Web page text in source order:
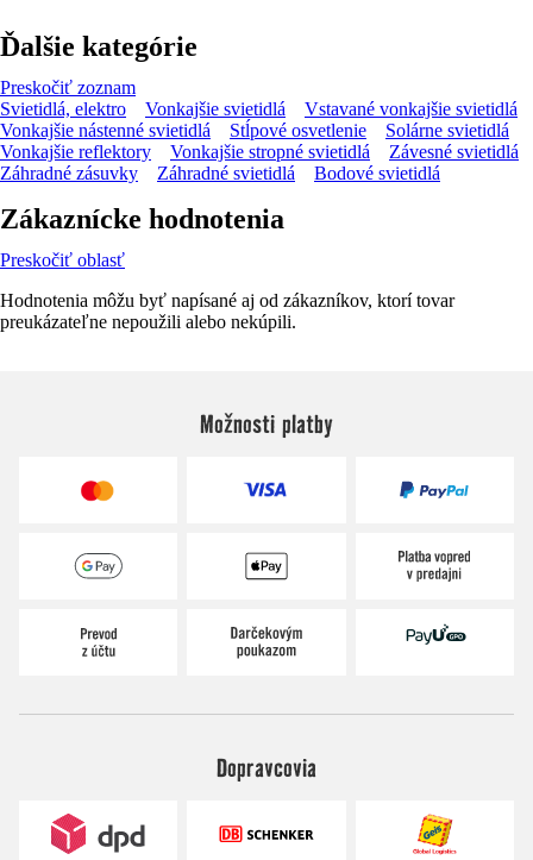
Ďalšie kategórie
Preskočiť zoznam
Svietidlá, elektro
Vonkajšie svietidlá
Vstavané vonkajšie svietidlá
Vonkajšie nástenné svietidlá
Stĺpové osvetlenie
Solárne svietidlá
Vonkajšie reflektory
Vonkajšie stropné svietidlá
Závesné svietidlá
Záhradné zásuvky
Záhradné svietidlá Bodové svietidlá
Zákaznícke hodnotenia
Preskočiť oblasť
Hodnotenia môžu byť napísané aj od zákazníkov, ktorí tovar
preukázateľne nepoužili alebo nekúpili.
Možnosti platby
Dopravcovia